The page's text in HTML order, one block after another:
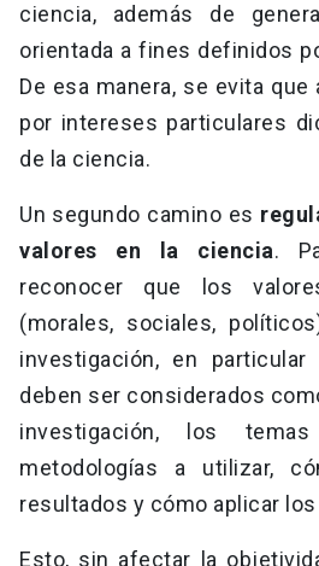
ciencia, además de
orientada a fines definidos
De esa manera, se evita que
por intereses particulares
de la ciencia.
Un segundo camino es
valores en la ciencia.
reconocer que los
(morales, sociales,
investigación, en
deben ser considerados
investigación, los
metodologías a utilizar,
resultados y cómo aplicar
Esto, sin afectar la